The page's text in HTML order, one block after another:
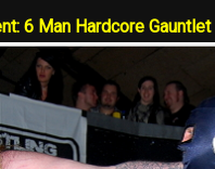
6 Man Hardcore Gauntlet